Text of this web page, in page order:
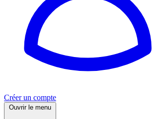
Créer un compte
Ouvrir le menu